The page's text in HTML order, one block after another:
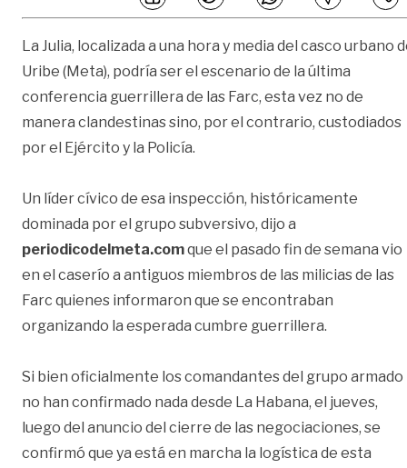
La Julia, localizada a una hora y media del casco urbano
Uribe (Meta), podría ser el escenario de la última
conferencia guerrillera de las Farc, esta vez no de
manera clandestinas sino, por el contrario, custodiados
por el Ejército y la Policía.
Un líder cívico de esa inspección, históricamente
dominada por el grupo subversivo, dijo a
periodicodelmeta.comque el pasado fin de semana vio
en el caserío a antiguos miembros de las milicias de las
Farc quienes informaron que se encontraban
organizando la esperada cumbre guerrillera.
Si bien oficialmente los comandantes del grupo armado
no han confirmado nada desde La Habana, el jueves,
luego del anuncio del cierre de las negociaciones, se
confirmó que ya está en marcha la logística de esta